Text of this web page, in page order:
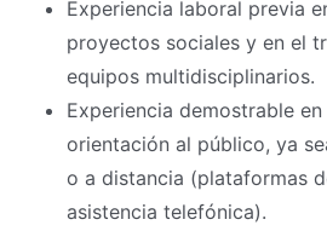
Experiencia laboral previa
proyectos sociales y en el
equipos multidisciplinarios.
Experiencia demostrable
orientación al público, ya
o a distancia (plataformas
asistencia telefónica).